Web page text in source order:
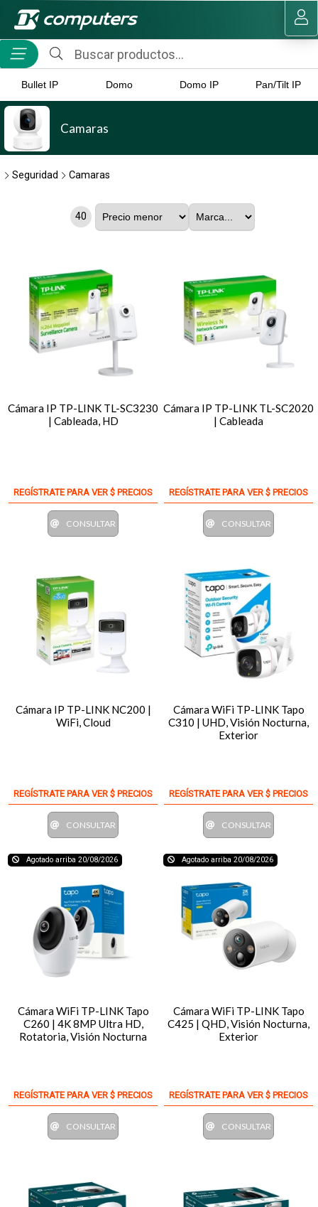
MI COMPRA
Bullet IP Domo Domo IP Pan/Tilt IP
Camaras
Seguridad Camaras
40
Cámara IP TP-LINK TL-SC3230
| Cableada, HD
REGÍSTRATE PARA VER $ PRECIOS
CONSULTAR
Cámara IP TP-LINK TL-SC2020
| Cableada
REGÍSTRATE PARA VER $ PRECIOS
CONSULTAR
Cámara IP TP-LINK NC200 |
WiFi, Cloud
REGÍSTRATE PARA VER $ PRECIOS
CONSULTAR
Cámara WiFi TP-LINK Tapo
C310 | UHD, Visión Nocturna,
Exterior
REGÍSTRATE PARA VER $ PRECIOS
CONSULTAR
Agotado arriba 20/08/2026
Cámara WiFi TP-LINK Tapo
C260 | 4K 8MP Ultra HD,
Rotatoria, Visión Nocturna
REGÍSTRATE PARA VER $ PRECIOS
CONSULTAR
Agotado arriba 20/08/2026
Cámara WiFi TP-LINK Tapo
C425 | QHD, Visión Nocturna,
Exterior
REGÍSTRATE PARA VER $ PRECIOS
CONSULTAR